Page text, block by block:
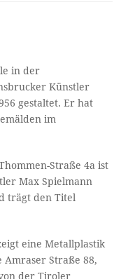
in der
Künstler
gestaltet. Er hat
im
Straße 4a ist
Max Spielmann
trägt den Titel
eine Metallplastik
Amraser Straße 88,
der Tiroler